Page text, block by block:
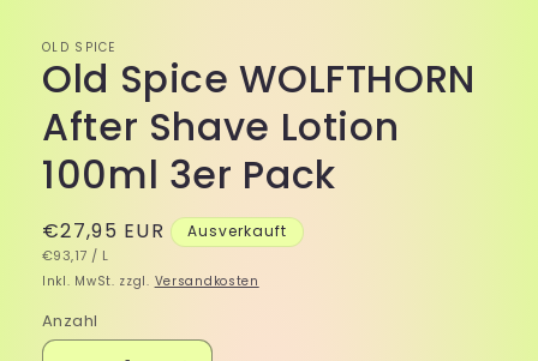
OLD SPICE
Old Spice WOLFTHORN
After Shave Lotion
100ml 3er Pack
Normaler
Preis
€27,95 EUR
GRUNDPREIS
€93,17 / PRO
L
Ausverkauft
Inkl. MwSt. zzgl. Versandkosten
Anzahl